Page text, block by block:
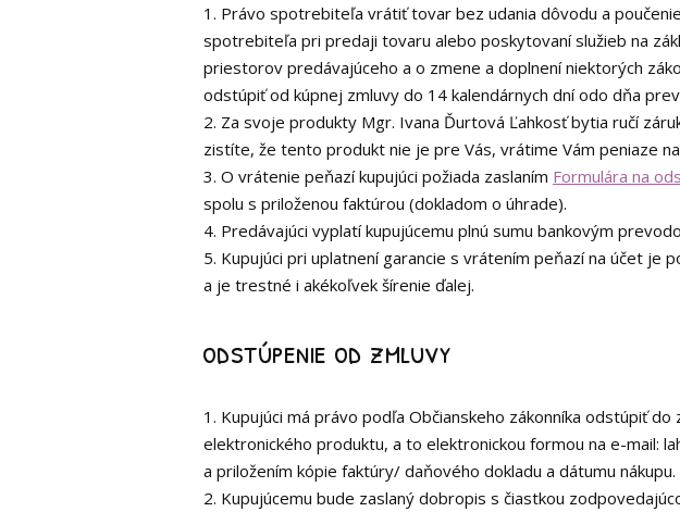
1. Právo spotrebiteľa vrátiť tovar bez udania dôvodu a
spotrebiteľa pri predaji tovaru alebo poskytovaní služieb na
priestorov predávajúceho a o zmene a doplnení niektorých
odstúpiť od kúpnej zmluvy do 14 kalendárnych dní odo dňa
2. Za svoje produkty Mgr. Ivana Ďurtová Ľahkosť bytia ručí
zistíte, že tento produkt nie je pre Vás, vrátime Vám peniaze
3. O vrátenie peňazí kupujúci požiada zaslaním Formulára na
spolu s priloženou faktúrou (dokladom o úhrade).
4. Predávajúci vyplatí kupujúcemu plnú sumu bankovým
5. Kupujúci pri uplatnení garancie s vrátením peňazí na účet je
a je trestné i akékoľvek šírenie ďalej.
odstúpenie od zmluvy
1. Kupujúci má právo podľa Občianskeho zákonníka odstúpiť
elektronického produktu, a to elektronickou formou na e-mail:
a priložením kópie faktúry/ daňového dokladu a dátumu nákupu.
2. Kupujúcemu bude zaslaný dobropis s čiastkou